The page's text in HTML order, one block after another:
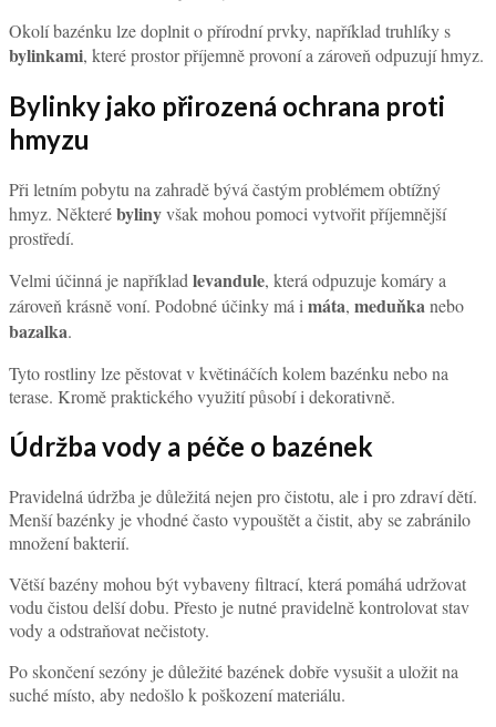
Okolí bazénku lze doplnit o přírodní prvky, například truhlíky s
bylinkami, které prostor příjemně provoní a zároveň odpuzují hmyz.
Bylinky jako přirozená ochrana proti
hmyzu
Při letním pobytu na zahradě bývá častým problémem obtížný
hmyz. Některébylinyvšak mohou pomoci vytvořit příjemnější
prostředí.
Velmi účinná je například levandule, která odpuzuje komáry a
zároveň krásně voní. Podobné účinky má i máta, meduňkanebo
bazalka.
Tyto rostliny lze pěstovat v květináčích kolem bazénku nebo na
terase. Kromě praktického využití působí i dekorativně.
Údržba vody a péče o bazének
Pravidelná údržba je důležitá nejen pro čistotu, ale i pro zdraví dětí.
Menší bazénky je vhodné často vypouštět a čistit, aby se zabránilo
množení bakterií.
Větší bazény mohou být vybaveny filtrací, která pomáhá udržovat
vodu čistou delší dobu. Přesto je nutné pravidelně kontrolovat stav
vody a odstraňovat nečistoty.
Po skončení sezóny je důležité bazének dobře vysušit a uložit na
suché místo, aby nedošlo k poškození materiálu.